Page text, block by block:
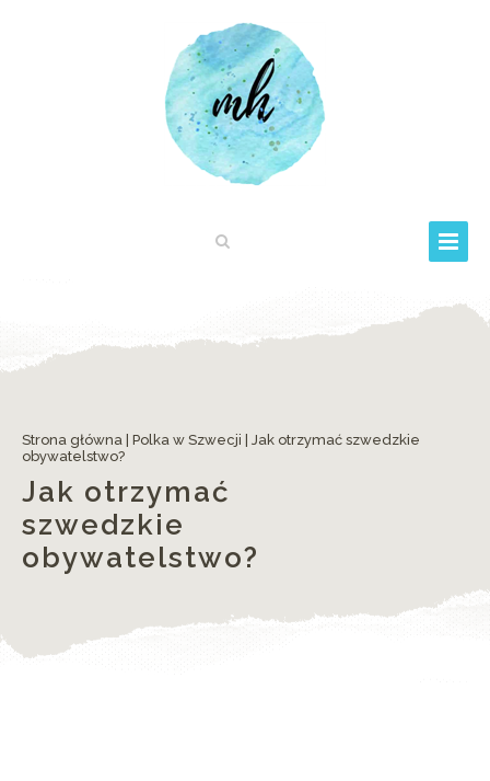
Strona główna Polka w Szwecji
Jak otrzymać szwedzkie
obywatelstwo?
Jak otrzymać
szwedzkie
obywatelstwo?